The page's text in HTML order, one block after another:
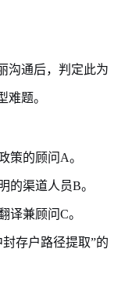
沟通后，判定此为
难题。
策的顾问A。
的渠道人员B。
译兼顾问C。
存户路径提取”的